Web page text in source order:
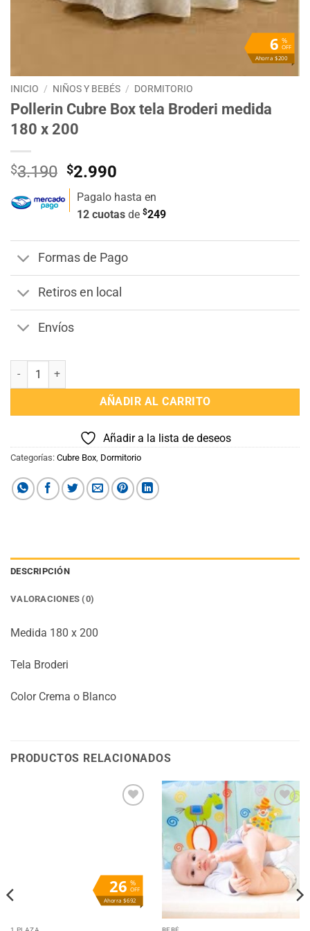
%
OFF
6
Ahorra $200
INICIO / NIÑOS Y BEBÉS / DORMITORIO
Pollerin Cubre Box tela Broderi medida
180 x 200
$3.190 El
precio
original
era:
$3.190.
$2.990
actual
es:
$2.990.
Pagalo hasta en
12 cuotas de $249
Formas de Pago
Retiros en local
Envíos
Pollerin Cubre Box tela Broderi medida 180 x 200 cantidad
AÑADIR AL CARRITO
Añadir a la lista de deseos
Categorías: Cubre Box, Dormitorio
DESCRIPCIÓN
VALORACIONES (0)
Medida 180 x 200
Tela Broderi
Color Crema o Blanco
PRODUCTOS RELACIONADOS
%
OFF
26
Ahorra $692
Añadir
a la
lista
deseos